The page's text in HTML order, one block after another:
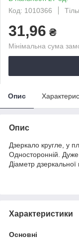
Код: 1010366
31,96 ₴
Мінімальна сума
Опис
Опис
Дзеркало кругле, у
Односторонній. Дуже
Діаметр
Характеристики
Основні